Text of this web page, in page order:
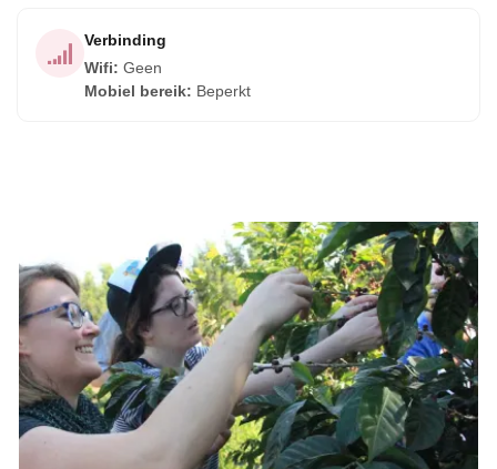
bereiden, elk moment is een kans om blijvende
herinneringen op te bouwen.
uur of 13 uur. Hoewel accommodatie niet is inbegrepen,
heb je volop mogelijkheden om het lokale gebied te voet te
verkennen en de authentieke charme van Guatemala's
kleine steden en dorpen te ervaren.
Een tweetalige gids zal je gedurende de reis begeleiden,
wat zorgt voor een naadloze en verrijkende ervaring.
Hoewel er geen WiFi is en de mobiele service beperkt is,
voegt dit toe aan de charme van het loskoppelen en jezelf
Verbinding
Wifi: Geen
Mobiel bereik: Beperkt